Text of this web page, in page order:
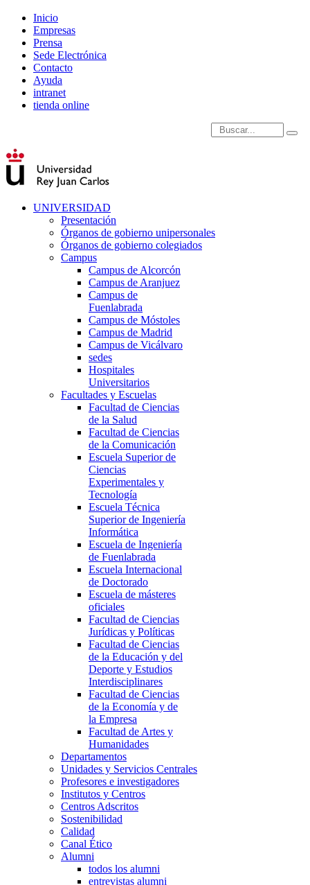
Inicio
Empresas
Prensa
Sede Electrónica
Contacto
Ayuda
intranet
tienda online
Introduce términos de
UNIVERSIDAD
Presentación
Órganos de gobierno unipersonales
Órganos de gobierno colegiados
Campus
Campus de Alcorcón
Campus de Aranjuez
Campus de
Fuenlabrada
Campus de Móstoles
Campus de Madrid
Campus de Vicálvaro
sedes
Hospitales
Universitarios
Facultades y Escuelas
Facultad de Ciencias
de la Salud
Facultad de Ciencias
de la Comunicación
Escuela Superior de
Ciencias
Experimentales y
Tecnología
Escuela Técnica
Superior de Ingeniería
Informática
Escuela de Ingeniería
de Fuenlabrada
Escuela Internacional
de Doctorado
Escuela de másteres
oficiales
Facultad de Ciencias
Jurídicas y Políticas
Facultad de Ciencias
de la Educación y del
Deporte y Estudios
Interdisciplinares
Facultad de Ciencias
de la Economía y de
la Empresa
Facultad de Artes y
Humanidades
Departamentos
Unidades y Servicios Centrales
Profesores e investigadores
Institutos y Centros
Centros Adscritos
Sostenibilidad
Calidad
Canal Ético
Alumni
todos los alumni
entrevistas alumni